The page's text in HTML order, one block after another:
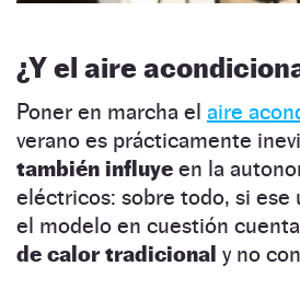
¿Y el aire
Poner en marcha el aire
verano es prácticamente
también influye en la
eléctricos: sobre todo, si ese
el modelo en cuestión
de calor tradicional y no